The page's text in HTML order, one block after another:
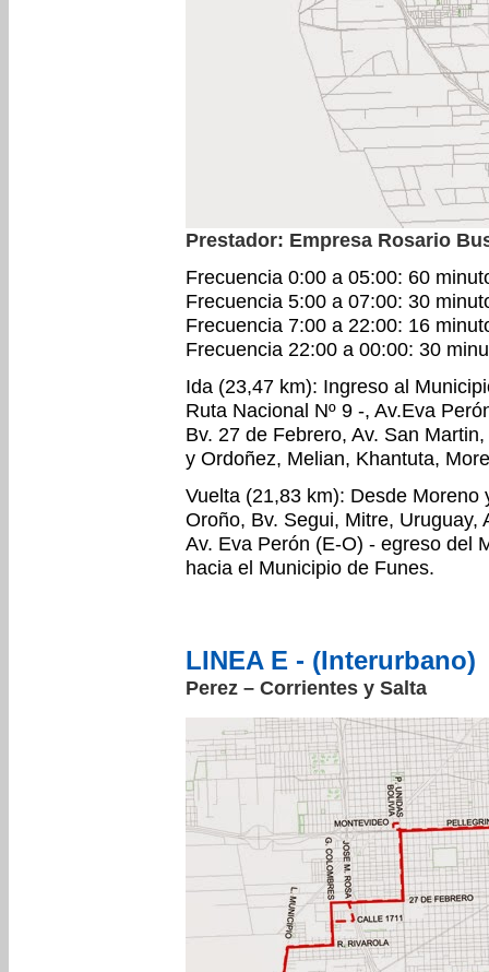
Prestador: Empresa Rosario
Frecuencia 0:00 a 05:00: 60
Frecuencia 5:00 a 07:00: 30
Frecuencia 7:00 a 22:00: 16
Frecuencia 22:00 a 00:00: 30
Ida (23,47 km): Ingreso al
Ruta Nacional Nº 9 -, Av.Eva
Bv. 27 de Febrero, Av. San
y Ordoñez, Melian, Khantuta,
Vuelta (21,83 km): Desde
Oroño, Bv. Segui, Mitre,
Av. Eva Perón (E-O) - egreso del
hacia el Municipio de Funes.
LINEA E - (Interurbano)
Perez – Corrientes y Salta